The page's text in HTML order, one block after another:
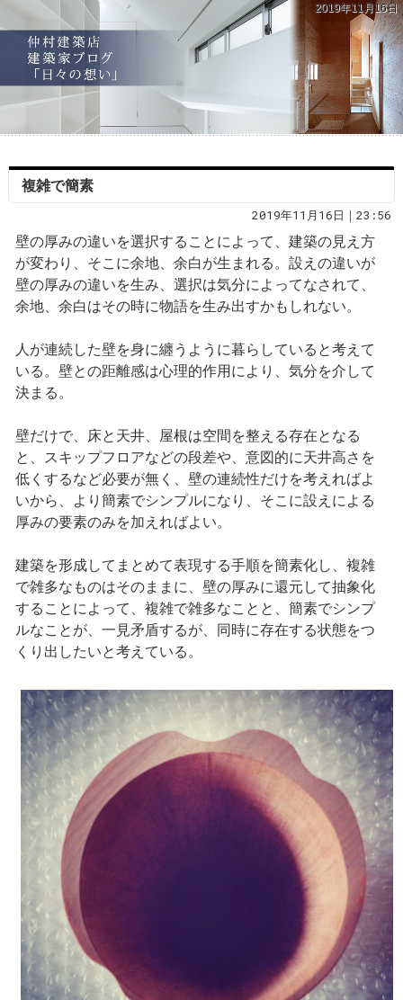
2019年11月16日
複雑で簡素
2019年11月16日｜23:56
壁の厚みの違いを選択することによって、建築の見え方
が変わり、そこに余地、余白が生まれる。設えの違いが
壁の厚みの違いを生み、選択は気分によってなされて、
余地、余白はその時に物語を生み出すかもしれない。
人が連続した壁を身に纏うように暮らしていると考えて
いる。壁との距離感は心理的作用により、気分を介して
決まる。
壁だけで、床と天井、屋根は空間を整える存在となる
と、スキップフロアなどの段差や、意図的に天井高さを
低くするなど必要が無く、壁の連続性だけを考えればよ
いから、より簡素でシンプルになり、そこに設えによる
厚みの要素のみを加えればよい。
建築を形成してまとめて表現する手順を簡素化し、複雑
で雑多なものはそのままに、壁の厚みに還元して抽象化
することによって、複雑で雑多なことと、簡素でシンプ
ルなことが、一見矛盾するが、同時に存在する状態をつ
くり出したいと考えている。